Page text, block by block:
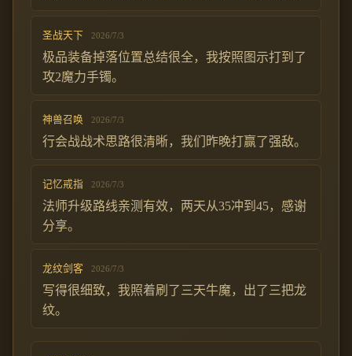
圣战天下 2026/7/3
极品装备掉落位置总结很全，我按照图示打到了
攻2魔力手镯。
神兽召唤 2026/7/3
行会战战术思路很清晰，我们昨晚打赢了强敌。
记忆戒指 2026/7/3
法师升级路线亲测有效，两天从35冲到45，感谢
分享。
龙纹剑客 2026/7/3
写得很细致，我照着刷了三天牛魔，出了三把龙
纹。